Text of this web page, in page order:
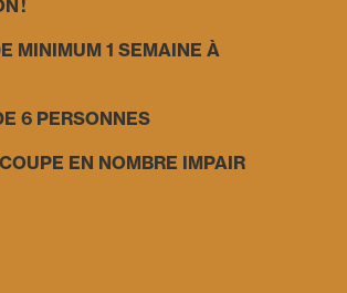
!
MINIMUM 1 SEMAINE À
6 PERSONNES
EN NOMBRE IMPAIR